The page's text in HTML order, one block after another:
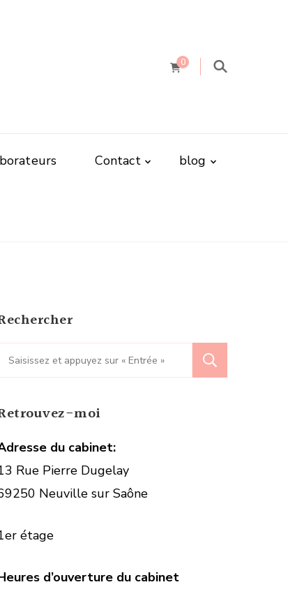
0
Contact blog
Recherche
moi
du cabinet:
Rue Pierre Dugelay
Neuville sur Saône
étage
d’ouverture du cabinet